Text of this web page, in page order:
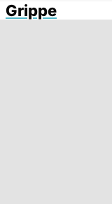
Grippe